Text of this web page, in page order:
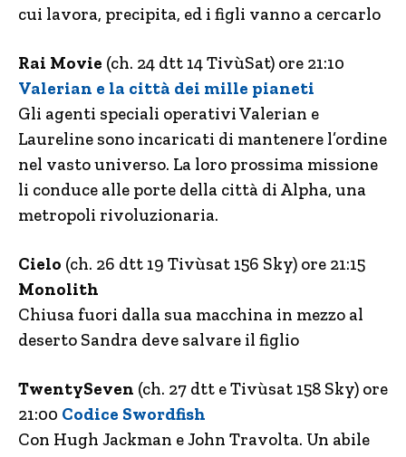
cui lavora, precipita, ed i figli vanno a cercarlo
Rai Movie (ch. 24 dtt 14 TivùSat) ore 21:10
Valerian e la città dei mille pianeti
Gli agenti speciali operativi Valerian e
Laureline sono incaricati di mantenere l’ordine
nel vasto universo. La loro prossima missione
li conduce alle porte della città di Alpha, una
metropoli rivoluzionaria.
Cielo (ch. 26 dtt 19 Tivùsat 156 Sky) ore 21:15
Monolith
Chiusa fuori dalla sua macchina in mezzo al
deserto Sandra deve salvare il figlio
TwentySeven (ch. 27 dtt e Tivùsat 158 Sky) ore
21:00 Codice Swordfish
Con Hugh Jackman e John Travolta. Un abile